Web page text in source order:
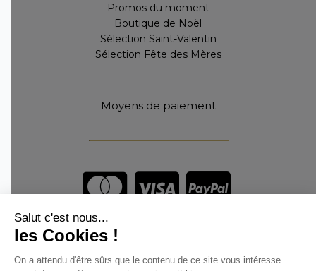
Promos du moment
Boutique de Noël
Sélection Saint-Valentin
Sélection Fête des Mères
Moyens de paiement
Vous êtes un professionnel ?